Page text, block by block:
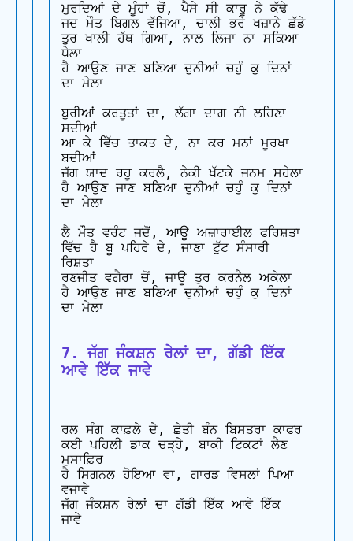
ਮੁਰਦਿਆਂ ਦੇ ਮੂੰਹਾਂ ਚੋਂ, ਪੈਸੇ ਸੀ ਕਾਰੂ ਨੇ ਕੱਢੇ
ਜਦ ਮੌਤ ਬਿਗਲ ਵੱਜਿਆ, ਚਾਲੀ ਭਰੇ ਖਜ਼ਾਨੇ ਛੱਡੇ
ਤੁਰ ਖਾਲੀ ਹੱਥ ਗਿਆ, ਨਾਲ ਲਿਜਾ ਨਾ ਸਕਿਆ
ਧੇਲਾ
ਹੈ ਆਉਣ ਜਾਣ ਬਣਿਆ ਦੁਨੀਆਂ ਚਹੁੰ ਕੁ ਦਿਨਾਂ
ਦਾ ਮੇਲਾ
ਬੁਰੀਆਂ ਕਰਤੂਤਾਂ ਦਾ, ਲੱਗਾ ਦਾਗ਼ ਨੀ ਲਹਿਣਾ
ਸਦੀਆਂ
ਆ ਕੇ ਵਿੱਚ ਤਾਕਤ ਦੇ, ਨਾ ਕਰ ਮਨਾਂ ਮੂਰਖਾ
ਬਦੀਆਂ
ਜੱਗ ਯਾਦ ਰਹੂ ਕਰਲੈ, ਨੇਕੀ ਖੱਟਕੇ ਜਨਮ ਸਹੇਲਾ
ਹੈ ਆਉਣ ਜਾਣ ਬਣਿਆ ਦੁਨੀਆਂ ਚਹੁੰ ਕੁ ਦਿਨਾਂ
ਦਾ ਮੇਲਾ
ਲੈ ਮੌਤ ਵਰੰਟ ਜਦੋਂ, ਆਊ ਅਜ਼ਾਰਾਈਲ ਫਰਿਸ਼ਤਾ
ਵਿੱਚ ਹੈ ਬੂ ਪਹਿਰੇ ਦੇ, ਜਾਣਾ ਟੁੱਟ ਸੰਸਾਰੀ
ਰਿਸ਼ਤਾ
ਰਣਜੀਤ ਵਗੈਰਾ ਚੋਂ, ਜਾਊ ਤੁਰ ਕਰਨੈਲ ਅਕੇਲਾ
ਹੈ ਆਉਣ ਜਾਣ ਬਣਿਆ ਦੁਨੀਆਂ ਚਹੁੰ ਕੁ ਦਿਨਾਂ
ਦਾ ਮੇਲਾ
7. ਜੱਗ ਜੰਕਸ਼ਨ ਰੇਲਾਂ ਦਾ, ਗੱਡੀ ਇੱਕ
ਆਵੇ ਇੱਕ ਜਾਵੇ
ਰਲ ਸੰਗ ਕਾਫ਼ਲੇ ਦੇ, ਛੇਤੀ ਬੰਨ ਬਿਸਤਰਾ ਕਾਫਰ
ਕਈ ਪਹਿਲੀ ਡਾਕ ਚੜ੍ਹੇ, ਬਾਕੀ ਟਿਕਟਾਂ ਲੈਣ
ਮੁਸਾਫ਼ਿਰ
ਹੈ ਸਿਗਨਲ ਹੋਇਆ ਵਾ, ਗਾਰਡ ਵਿਸਲਾਂ ਪਿਆ
ਵਜਾਵੇ
ਜੱਗ ਜੰਕਸ਼ਨ ਰੇਲਾਂ ਦਾ ਗੱਡੀ ਇੱਕ ਆਵੇ ਇੱਕ
ਜਾਵੇ